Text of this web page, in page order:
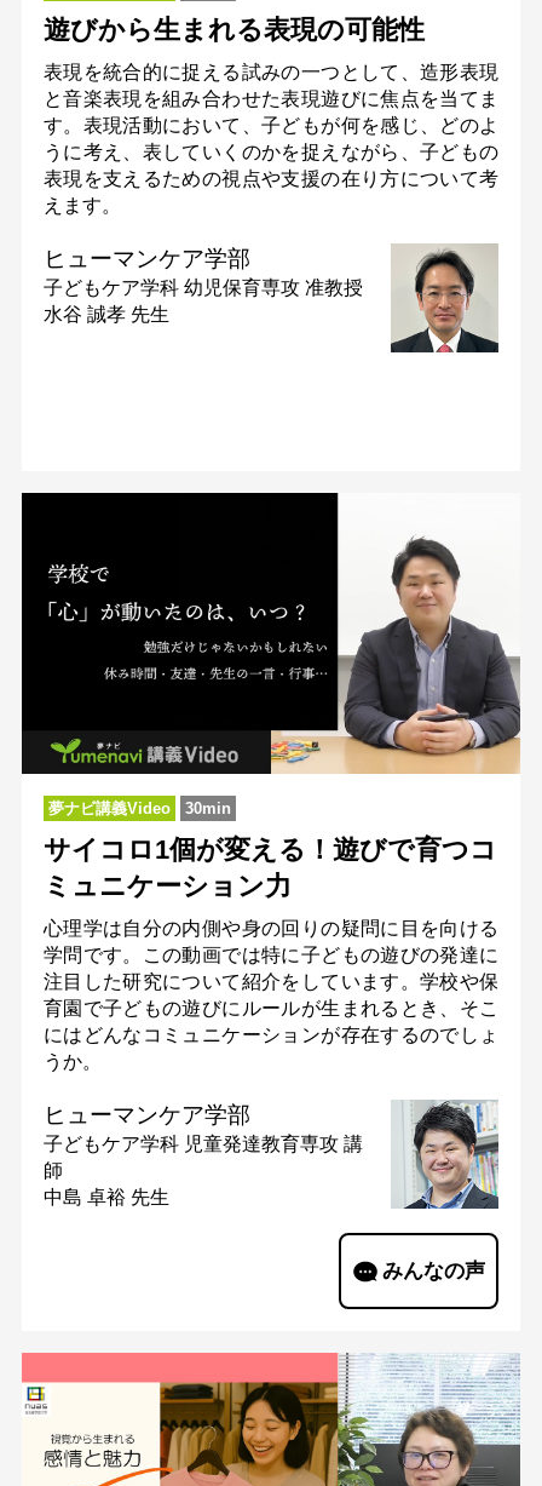
遊びから生まれる表現の可能性
表現を統合的に捉える試みの一つとして、造形表現
と音楽表現を組み合わせた表現遊びに焦点を当てま
す。表現活動において、子どもが何を感じ、どのよ
うに考え、表していくのかを捉えながら、子どもの
表現を支えるための視点や支援の在り方について考
えます。
ヒューマンケア学部
子どもケア学科 幼児保育専攻 准教授
水谷 誠孝 先生
夢ナビ講義Video 30min
サイコロ1個が変える！遊びで育つコ
ミュニケーション力
心理学は自分の内側や身の回りの疑問に目を向ける
学問です。この動画では特に子どもの遊びの発達に
注目した研究について紹介をしています。学校や保
育園で子どもの遊びにルールが生まれるとき、そこ
にはどんなコミュニケーションが存在するのでしょ
うか。
ヒューマンケア学部
子どもケア学科 児童発達教育専攻 講
師
中島 卓裕 先生
みんなの声